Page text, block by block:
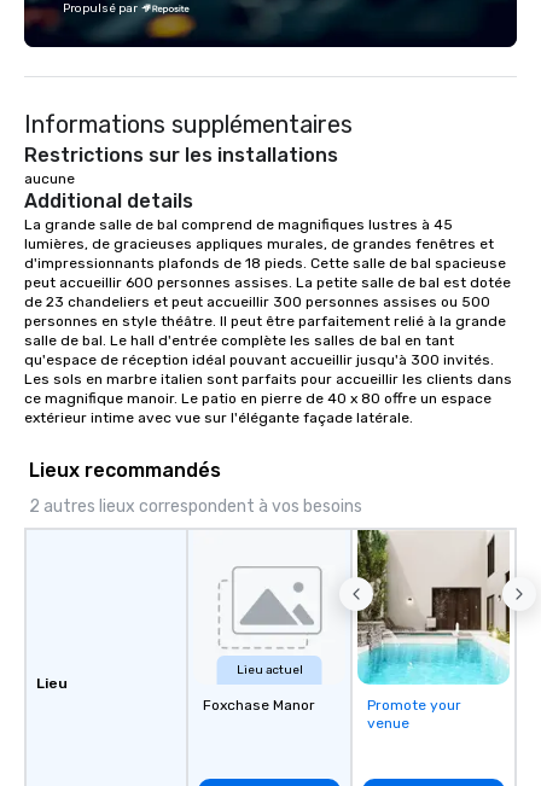
Propulsé par
Informations supplémentaires
Restrictions sur les installations
aucune
Additional details
La grande salle de bal comprend de magnifiques lustres à 45
lumières, de gracieuses appliques murales, de grandes fenêtres et
d'impressionnants plafonds de 18 pieds. Cette salle de bal spacieuse
peut accueillir 600 personnes assises. La petite salle de bal est dotée
de 23 chandeliers et peut accueillir 300 personnes assises ou 500
personnes en style théâtre. Il peut être parfaitement relié à la grande
salle de bal. Le hall d'entrée complète les salles de bal en tant
qu'espace de réception idéal pouvant accueillir jusqu'à 300 invités.
Les sols en marbre italien sont parfaits pour accueillir les clients dans
ce magnifique manoir. Le patio en pierre de 40 x 80 offre un espace
extérieur intime avec vue sur l'élégante façade latérale.
Lieux recommandés
2 autres lieux correspondent à vos besoins
Lieu
Lieu actuel
Foxchase Manor
Promote your
venue